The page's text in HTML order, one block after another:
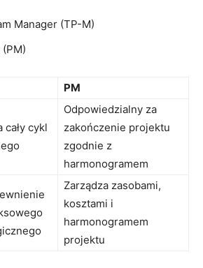
Manager (TP-M)
PM
cykl
Odpowiedzialny za‌
zakończenie⁣ projektu
zgodnie z
harmonogramem
Zarządza zasobami,
‍kosztami i
harmonogramem
projektu